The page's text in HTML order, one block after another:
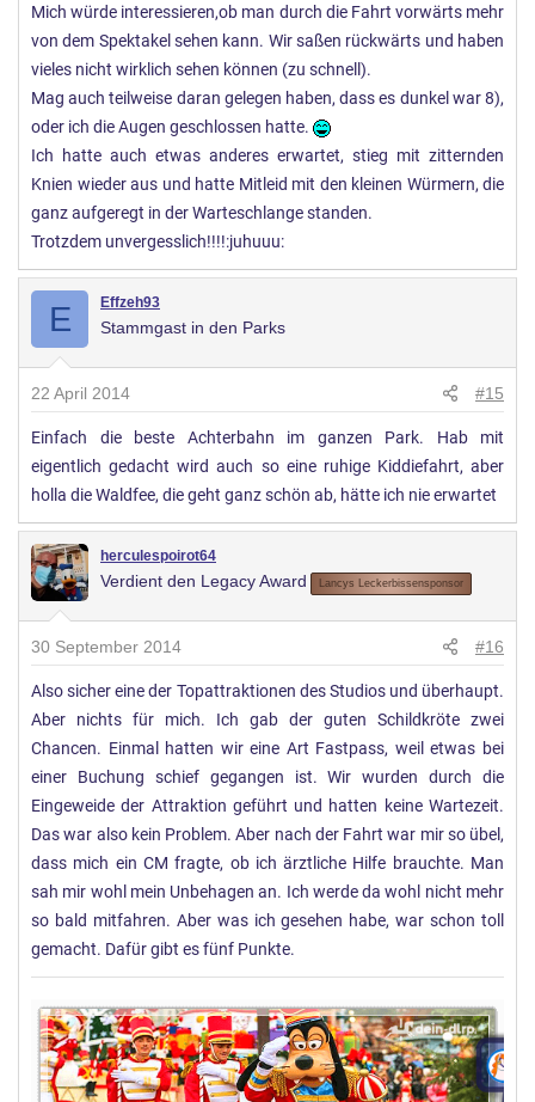
traumatisierte kleine Wesen, die sich von einer Nemo-
Achterbahn etwas komplett anderes vorgestellt hatten. Die
unmissverständlichen Warnhinweise im Wartebereich
wurden entweder ignoriert oder aber als Ansporn
missverstanden. Also, liebe Eltern kleiner Kinder: In dieser
Bahn geht es ganz schön heftig zur Sache, und wenn euer
Kind keine sehr schnellen Achterbahnen gewohnt ist, dann
sollte man vielleicht drauf verzichten.
Mich würde interessieren,ob man durch die Fahrt vorwärts mehr
von dem Spektakel sehen kann. Wir saßen rückwärts und haben
vieles nicht wirklich sehen können (zu schnell).
Mag auch teilweise daran gelegen haben, dass es dunkel war 8),
oder ich die Augen geschlossen hatte.
Ich hatte auch etwas anderes erwartet, stieg mit zitternden
Knien wieder aus und hatte Mitleid mit den kleinen Würmern, die
ganz aufgeregt in der Warteschlange standen.
Trotzdem unvergesslich!!!!:juhuuu:
E Effzeh93
Stammgast in den Parks
22 April 2014 #15
Einfach die beste Achterbahn im ganzen Park. Hab mit
eigentlich gedacht wird auch so eine ruhige Kiddiefahrt, aber
holla die Waldfee, die geht ganz schön ab, hätte ich nie erwartet
herculespoirot64
Verdient den Legacy Award Lancys Leckerbissensponsor
30 September 2014 #16
Also sicher eine der Topattraktionen des Studios und überhaupt.
Aber nichts für mich. Ich gab der guten Schildkröte zwei
Chancen. Einmal hatten wir eine Art Fastpass, weil etwas bei
einer Buchung schief gegangen ist. Wir wurden durch die
Eingeweide der Attraktion geführt und hatten keine Wartezeit.
Das war also kein Problem. Aber nach der Fahrt war mir so übel,
dass mich ein CM fragte, ob ich ärztliche Hilfe brauchte. Man
sah mir wohl mein Unbehagen an. Ich werde da wohl nicht mehr
so bald mitfahren. Aber was ich gesehen habe, war schon toll
gemacht. Dafür gibt es fünf Punkte.